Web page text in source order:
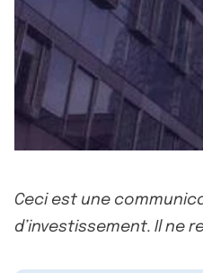
Ceci est une
d’investissement. Il ne